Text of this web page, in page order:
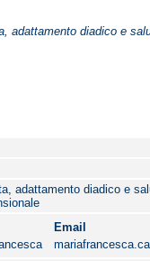
adattamento diadico e
adattamento diadico e
Email